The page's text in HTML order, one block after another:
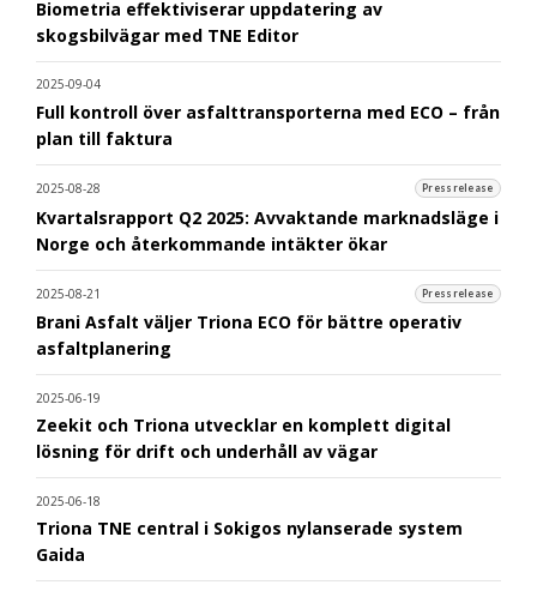
Biometria effektiviserar uppdatering av
skogsbilvägar med TNE Editor
2025-09-04
Full kontroll över asfalttransporterna med ECO – från
plan till faktura
2025-08-28 Pressrelease
Kvartalsrapport Q2 2025: Avvaktande marknadsläge i
Norge och återkommande intäkter ökar
2025-08-21 Pressrelease
Brani Asfalt väljer Triona ECO för bättre operativ
asfaltplanering
2025-06-19
Zeekit och Triona utvecklar en komplett digital
lösning för drift och underhåll av vägar
2025-06-18
Triona TNE central i Sokigos nylanserade system
Gaida